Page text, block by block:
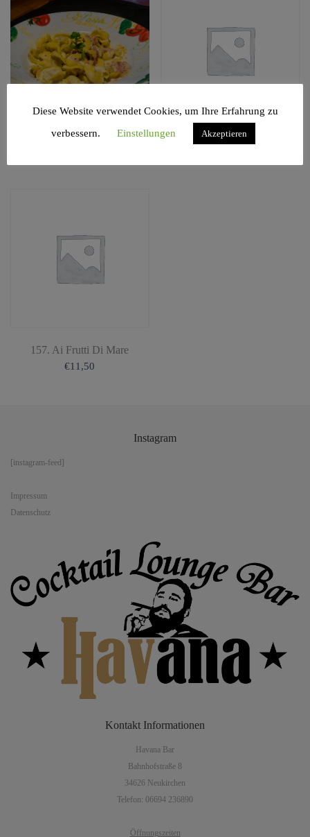
152. Al Pomodoro
157. Ai Frutti Di Mare
€11,50
Instagram
[instagram-feed]
Impressum
Datenschutz
Kontakt Informationen
Havana Bar
Bahnhofstraße 8
34626 Neukirchen
Telefon: 06694 236890
Öffnungszeiten
Diese Website verwendet Cookies, um Ihre Erfahrung zu
verbessern.
Einstellungen Akzeptieren